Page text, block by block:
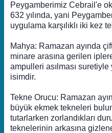
Peygamberimiz Cebrail'e
632 yılında, yani
uygulama karşılıklı iki kez
Mahya: Ramazan ayında
minare arasına gerilen
ampulleri asılması suretiyle
isimdir.
Tekne Orucu: Ramazan
büyük ekmek tekneleri
tutarlarken zorlandıkları
teknelerinin arkasına